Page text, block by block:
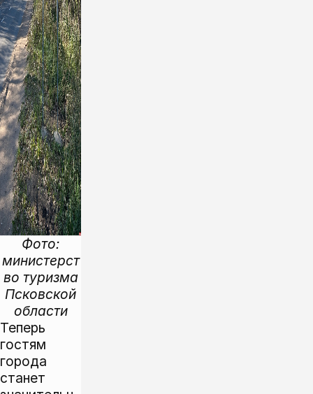
Фото:
министерст
во туризма
Псковской
области
Теперь
гостям
города
станет